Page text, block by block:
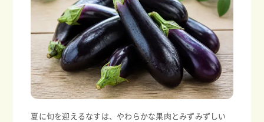
夏に旬を迎えるなすは、やわらかな果肉とみずみずしい